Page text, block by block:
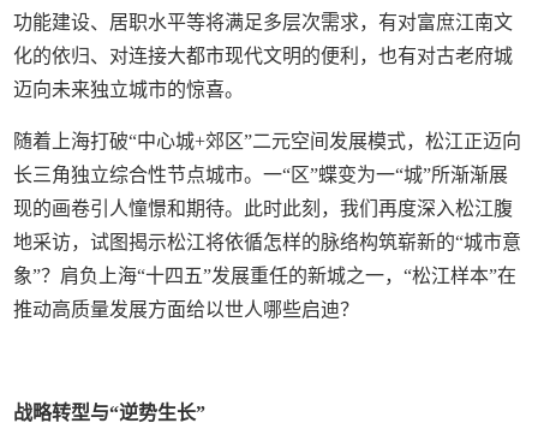
功能建设、居职水平等将满足多层次需求，有对富庶江南文
化的依归、对连接大都市现代文明的便利，也有对古老府城
迈向未来独立城市的惊喜。
随着上海打破“中心城+郊区”二元空间发展模式，松江正迈向
长三角独立综合性节点城市。一“区”蝶变为一“城”所渐渐展
现的画卷引人憧憬和期待。此时此刻，我们再度深入松江腹
地采访，试图揭示松江将依循怎样的脉络构筑崭新的“城市意
象”？肩负上海“十四五”发展重任的新城之一，“松江样本”在
推动高质量发展方面给以世人哪些启迪？
战略转型与“逆势生长”